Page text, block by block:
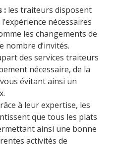
: les traiteurs disposent
nécessaires
les changements de
nombre d’invités.
des services traiteurs
nécessaire, de la
évitant ainsi un
à leur expertise, les
que tous les plats
ainsi une bonne
activités de